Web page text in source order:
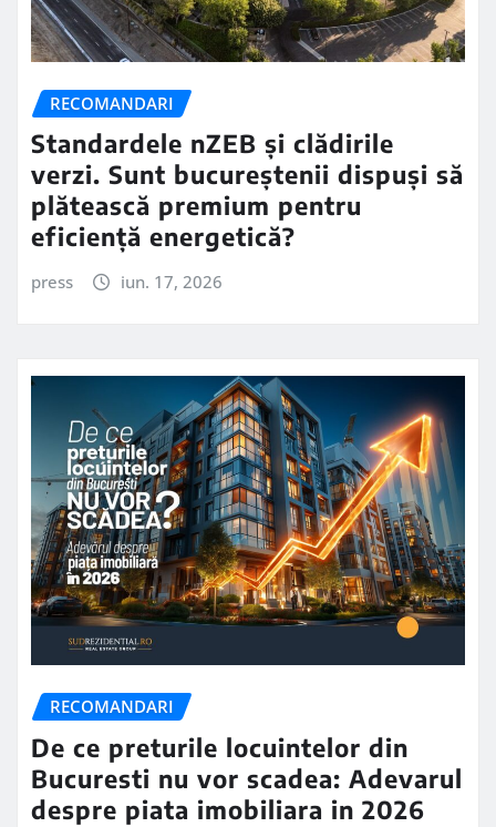
RECOMANDARI
Standardele nZEB și clădirile
verzi. Sunt bucureștenii dispuși să
plătească premium pentru
eficiență energetică?
press iun. 17, 2026
RECOMANDARI
De ce preturile locuintelor din
Bucuresti nu vor scadea: Adevarul
despre piata imobiliara in 2026